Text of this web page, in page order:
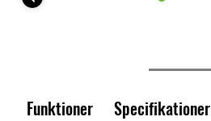
Funktioner Specifikationer